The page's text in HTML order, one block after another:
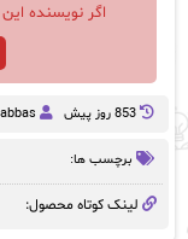
اگر نویسنده
853 روز پيش abbas
برچسب ها:
لینک کوتاه محصول: